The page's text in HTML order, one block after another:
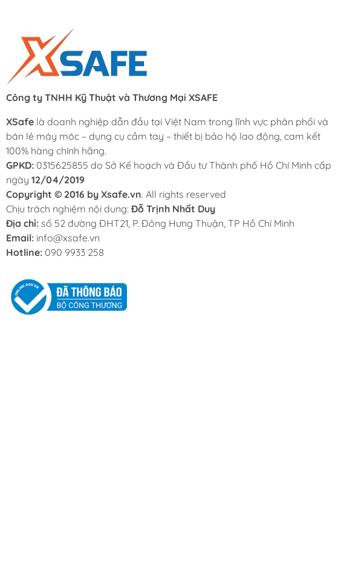
Công ty TNHH Kỹ Thuật và Thương Mại XSAFE
XSafe là doanh nghiệp dẫn đầu tại Việt Nam trong lĩnh vực phân phối và
bán lẻ máy móc – dụng cụ cầm tay – thiết bị bảo hộ lao động, cam kết
100% hàng chính hãng.
GPKD: 0315625855 do Sở Kế hoạch và Đầu tư Thành phố Hồ Chí Minh cấp
ngày 12/04/2019
Copyright © 2016 by Xsafe.vn. All rights reserved
Chịu trách nghiệm nội dung: Đỗ Trịnh Nhất Duy
Địa chỉ: số 52 đường ĐHT21, P. Đông Hưng Thuận, TP Hồ Chí Minh
Email: info@xsafe.vn
Hotline: 090 9933 258